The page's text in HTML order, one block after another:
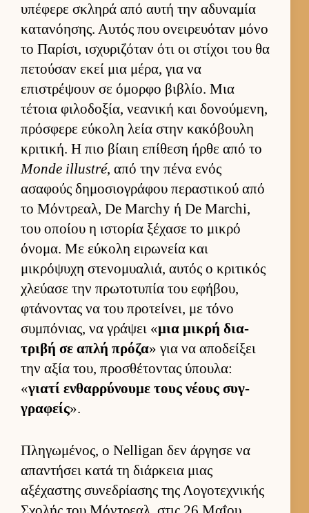
υπέφερε σκληρά από αυτή την αδυναμία
κατανόη­σης. Αυ­τός που ονει­ρευόταν μόνο
το Παρίσι, ισχυριζόταν ότι οι στίχοι του θα
πετού­σαν εκεί μια μέρα, για να
επιστρέψουν σε όμορφο βιβλίο. Μια
τέτοια φιλοδοξία, νεανική και δονού­μενη,
πρόσφερε εύ­κολη λεία στην κακόβουλη
κριτική. Η πιο βίαιη επίθεση ήρθε από το
Monde illustré, από την πένα ενός
ασαφούς δημοσιο­γράφου περαστικού από
το Μόντρεαλ, De Marchy ή De Marchi,
του οποίου η ιστορία ξέχασε το μικρό
όνομα. Με εύ­κολη ει­ρωνεία και
μικρόψυχη στενομυα­λιά, αυ­τός ο κριτικός
χλεύ­ασε την πρωτοτυπία του εφήβου,
φτάνοντας να του προτεί­νει, με τόνο
συμπόνιας, να γράψει «μια μικρή δια­
τριβή σε απλή πρόζα» για να αποδεί­ξει
την αξία του, προσθέτοντας ύπου­λα:
«γιατί εν­θαρ­ρύνουμε τους νέους συγ­
γραφείς».
Πληγωμένος, ο Nelligan δεν άρ­γησε να
απαντήσει κατά τη διάρ­κεια μιας
αξέχαστης συνεδρίασης της Λογοτεχνικής